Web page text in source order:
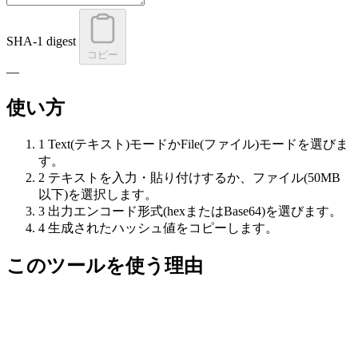
SHA-1 digest
コピー
—
使い方
1 Text(テキスト)モードかFile(ファイル)モードを選びま
す。
2 テキストを入力・貼り付けするか、ファイル(50MB
以下)を選択します。
3 出力エンコード形式(hexまたはBase64)を選びます。
4 生成されたハッシュ値をコピーします。
このツールを使う理由